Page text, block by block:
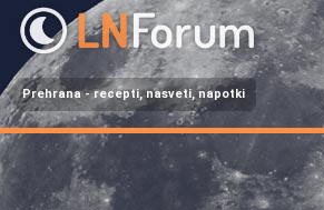
Prehrana - recepti, nasveti, napotki